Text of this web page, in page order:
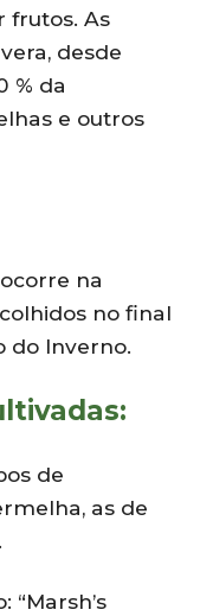
frutos. As
desde
% da
e outros
na
no final
do Inverno.
de
as de
“Marsh’s